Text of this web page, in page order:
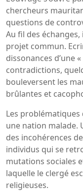
chercheurs
questions de
Au fil des
projet commun.
dissonances d’une «
contradictions,
bouleversent les
brûlantes et
Les
une nation malade.
des incohérences
individus qui se
mutations sociales
laquelle le clergé
religieuses.